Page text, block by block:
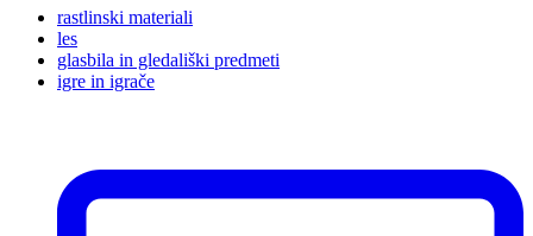
rastlinski materiali
les
glasbila in gledališki predmeti
igre in igrače